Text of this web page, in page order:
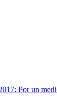
Por un